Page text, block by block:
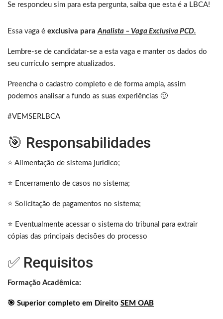
Se respondeu sim para esta pergunta, saiba que esta é a LBCA!
Essa vaga é exclusiva para Analista – Vaga Exclusiva PCD.
Lembre-se de candidatar-se a esta vaga e manter os dados do
seu currículo sempre atualizados.
Preencha o cadastro completo e de forma ampla, assim
podemos analisar a fundo as suas experiências 🙂
#VEMSERLBCA
🎯 Responsabilidades
⭐ Alimentação de sistema jurídico;
⭐ Encerramento de casos no sistema;
⭐ Solicitação de pagamentos no sistema;
⭐ Eventualmente acessar o sistema do tribunal para extrair
cópias das principais decisões do processo
✅ Requisitos
Formação Acadêmica:
🎯 Superior completo em Direito SEM OAB